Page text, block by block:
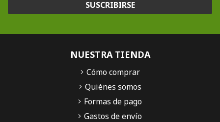
SUSCRIBIRSE
NUESTRA TIENDA
Cómo comprar
Quiénes somos
Formas de pago
Gastos de envío